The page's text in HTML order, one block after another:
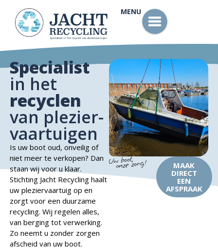
MENU
Specialist
in het
recyclen
van plezier­
vaartuigen
Is uw boot oud, onveilig of
niet meer te verkopen? Dan
staan wij voor u klaar.
Stichting Jacht Recycling haalt
uw pleziervaartuig op en
zorgt voor een duurzame
recycling. Wij regelen alles,
van berging tot verwerking.
Zo neemt u zonder zorgen
afscheid van uw boot.
MAAK
DIRECT
EEN
AFSPRAAK